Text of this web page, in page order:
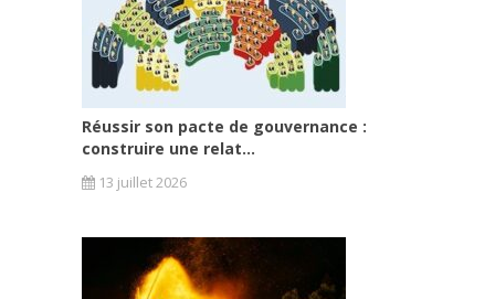
Réussir son pacte de gouvernance :
construire une relat...
13 juillet 2026